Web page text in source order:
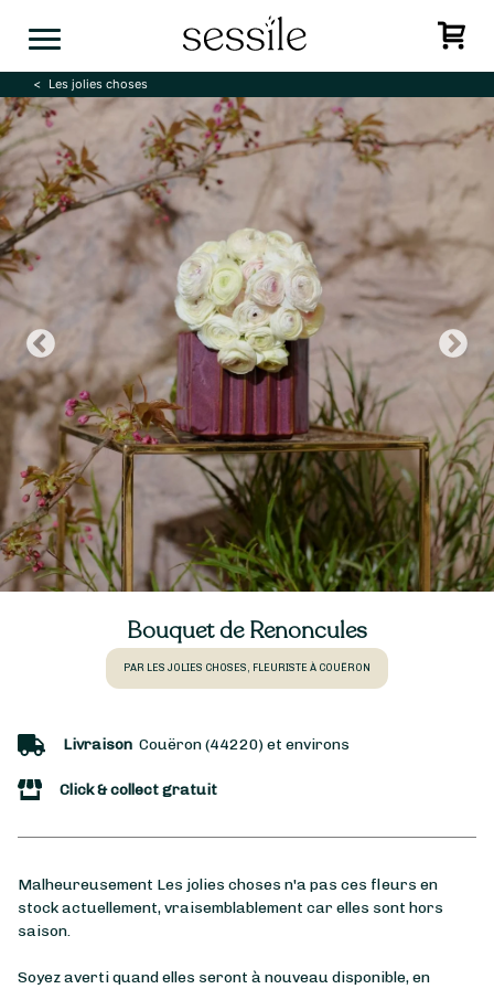
Les jolies choses
Previous
Bouquet de Renoncules
PAR LES JOLIES CHOSES, FLEURISTE À COUËRON
Livraison Couëron (44220) et environs
Click & collect gratuit
Malheureusement Les jolies choses n'a pas ces fleurs en
stock actuellement, vraisemblablement car elles sont hors
saison.
Soyez averti quand elles seront à nouveau disponible, en